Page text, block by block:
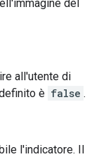
del
all'utente di
è false .
l'indicatore. Il